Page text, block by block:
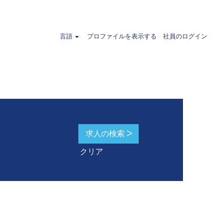
言語 プロファイルを表示する 社員のログイン
クリア